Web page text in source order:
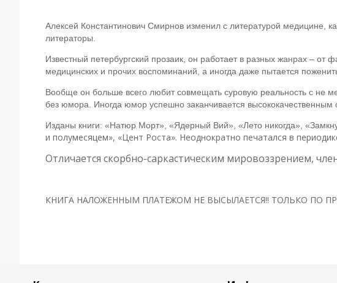
Алексей Константинович Смирнов изменил с литературой медицине,
литераторы.
Известный петербургский прозаик, он работает в разных жанрах – от
медицинских и прочих воспоминаний, а иногда даже пытается
Вообще он больше всего любит совмещать суровую реальность с не
без юмора. Иногда юмор успешно заканчивается высококачественным
Изданы книги: «Натюр Морт», «Ядерный Вий», «Лето никогда»,
и полумесяцем», «Цент Роста». Неоднократно печатался в
Отличается скорбно-саркастическим мировоззрением,
КНИГА НАЛОЖЕННЫМ ПЛАТЕЖОМ НЕ ВЫСЫЛАЕТСЯ!! ТОЛЬКО ПО